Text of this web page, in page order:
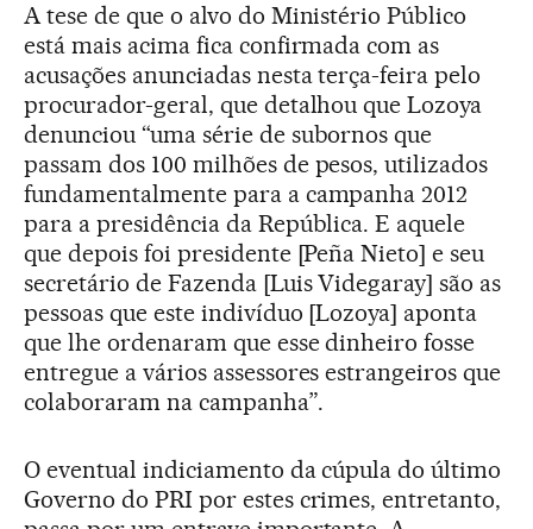
A tese de que o alvo do Ministério Público
está mais acima fica confirmada com as
acusações anunciadas nesta terça-feira pelo
procurador-geral, que detalhou que Lozoya
denunciou “uma série de subornos que
passam dos 100 milhões de pesos, utilizados
fundamentalmente para a campanha 2012
para a presidência da República. E aquele
que depois foi presidente [Peña Nieto] e seu
secretário de Fazenda [Luis Videgaray] são as
pessoas que este indivíduo [Lozoya] aponta
que lhe ordenaram que esse dinheiro fosse
entregue a vários assessores estrangeiros que
colaboraram na campanha”.
O eventual indiciamento da cúpula do último
Governo do PRI por estes crimes, entretanto,